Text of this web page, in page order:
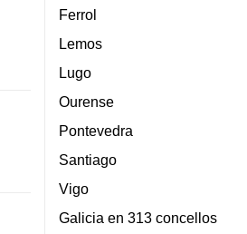
Ferrol
Lemos
Lugo
Ourense
Pontevedra
Santiago
Vigo
Galicia en 313 concellos